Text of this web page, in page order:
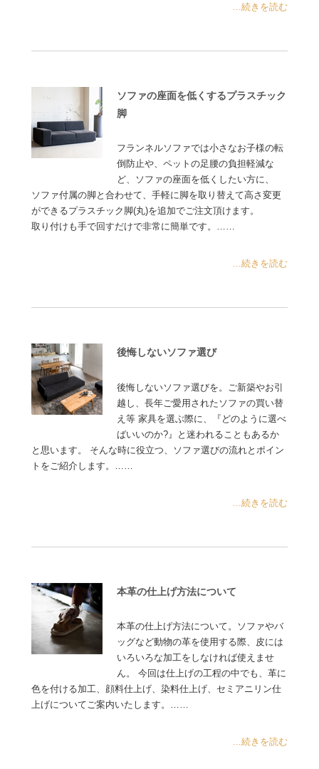
...続きを読む
ソファの座面を低くするプラスチック
脚
フランネルソファでは小さなお子様の転
倒防止や、ペットの足腰の負担軽減な
ど、ソファの座面を低くしたい方に、
ソファ付属の脚と合わせて、手軽に脚を取り替えて高さ変更
ができるプラスチック脚(丸)を追加でご注文頂けます。
取り付けも手で回すだけで非常に簡単です。……
...続きを読む
後悔しないソファ選び
後悔しないソファ選びを。ご新築やお引
越し、長年ご愛用されたソファの買い替
え等 家具を選ぶ際に、『どのように選べ
ばいいのか?』と迷われることもあるか
と思います。 そんな時に役立つ、ソファ選びの流れとポイン
トをご紹介します。……
...続きを読む
本革の仕上げ方法について
本革の仕上げ方法について。ソファやバ
ッグなど動物の革を使用する際、皮には
いろいろな加工をしなければ使えませ
ん。 今回は仕上げの工程の中でも、革に
色を付ける加工、顔料仕上げ、染料仕上げ、セミアニリン仕
上げについてご案内いたします。……
...続きを読む